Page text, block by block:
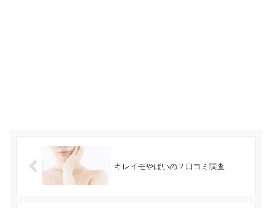
キレイモやばいの？口コミ調査